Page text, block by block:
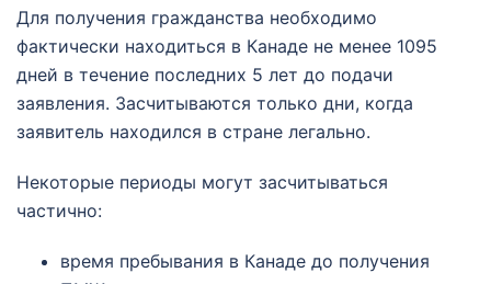
Для получения гражданства необходимо
фактически находиться в Канаде не менее 1095
дней в течение последних 5 лет до подачи
заявления. Засчитываются только дни, когда
заявитель находился в стране легально.
Некоторые периоды могут засчитываться
частично:
время пребывания в Канаде до получения